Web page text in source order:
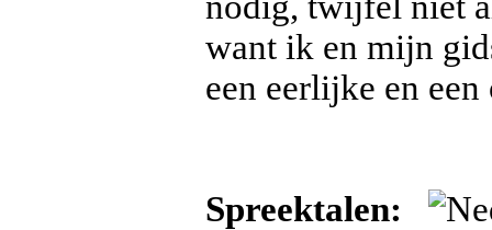
want ik en mijn
een eerlijke en
Spreektalen: